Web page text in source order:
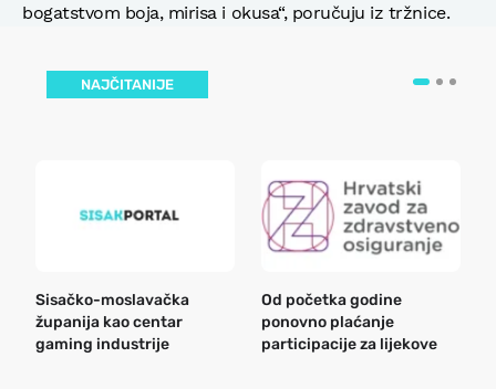
bogatstvom boja, mirisa i okusa“, poručuju iz tržnice.
NAJČITANIJE
Sisačko-moslavačka
županija kao centar
gaming industrije
Od početka godine
ponovno plaćanje
participacije za lijekove